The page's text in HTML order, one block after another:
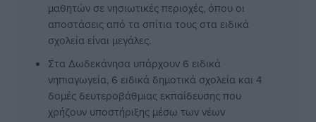
μαθητών σε νησιωτικές περιοχές, όπου οι
αποστάσεις από τα σπίτια τους στα ειδικά
σχολεία είναι μεγάλες.
Στα Δωδεκάνησα υπάρχουν 6 ειδικά
νηπιαγωγεία, 6 ειδικά δημοτικά σχολεία και 4
δομές δευτεροβάθμιας εκπαίδευσης που
χρήζουν υποστήριξης μέσω των νέων